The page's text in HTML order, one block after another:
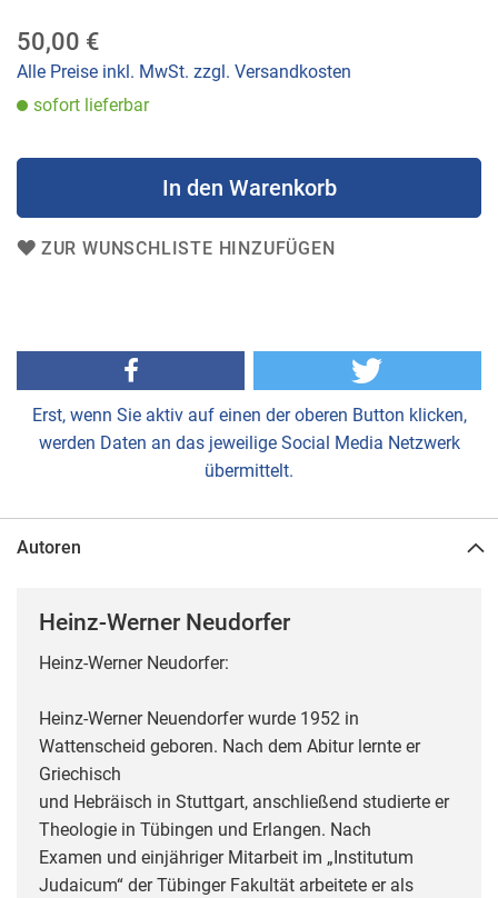
50,00 €
Alle Preise inkl. MwSt. zzgl. Versandkosten
sofort lieferbar
In den Warenkorb
ZUR WUNSCHLISTE HINZUFÜGEN
Erst, wenn Sie aktiv auf einen der oberen Button klicken,
werden Daten an das jeweilige Social Media Netzwerk
übermittelt.
Autoren
Heinz-Werner Neudorfer
Heinz-Werner Neudorfer:
Heinz-Werner Neuendorfer wurde 1952 in
Wattenscheid geboren. Nach dem Abitur lernte er
Griechisch
und Hebräisch in Stuttgart, anschließend studierte er
Theologie in Tübingen und Erlangen. Nach
Examen und einjähriger Mitarbeit im „Institutum
Judaicum“ der Tübinger Fakultät arbeitete er als